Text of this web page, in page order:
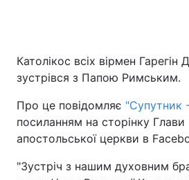
Католікос всіх вірмен Гарегін
зустрівся з Папою Римським.
Про це повідомляє "Супутник
посиланням на сторінку Глави
апостольської церкви в
"Зустріч з нашим духовним